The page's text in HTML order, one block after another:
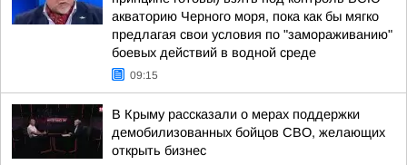
акваторию Черного моря, пока как бы мягко
предлагая свои условия по "замораживанию"
боевых действий в водной среде
09:15
В Крыму рассказали о мерах поддержки
демобилизованных бойцов СВО, желающих
открыть бизнес